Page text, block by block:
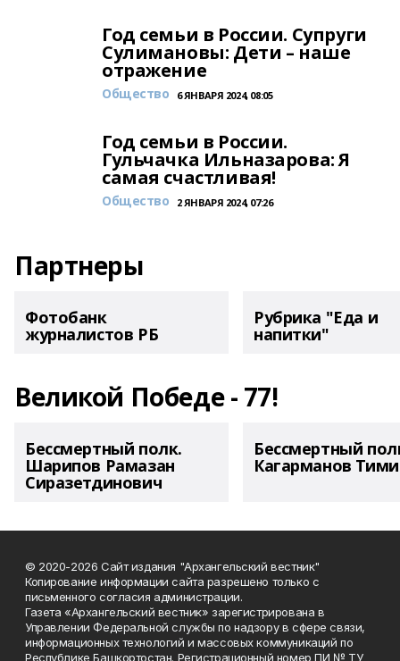
Год семьи в России. Супруги
Сулимановы: Дети – наше
отражение
Общество 6 ЯНВАРЯ 2024, 08:05
Год семьи в России.
Гульчачка Ильназарова: Я
самая счастливая!
Общество 2 ЯНВАРЯ 2024, 07:26
Партнеры
Фотобанк
журналистов РБ
Рубрика "Еда и
напитки"
Великой Победе - 77!
Бессмертный полк.
Шарипов Рамазан
Сиразетдинович
Бессмертный
Кагарманов
© 2020-2026 Сайт издания "Архангельский вестник"
Копирование информации сайта разрешено только с
письменного согласия администрации.
Газета «Архангельский вестник» зарегистрирована в
Управлении Федеральной службы по надзору в сфере связи,
информационных технологий и массовых коммуникаций по
Республике Башкортостан. Регистрационный номер ПИ № ТУ